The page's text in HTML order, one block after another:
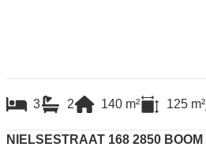
3 2 140 m² 125 m²
NIELSESTRAAT 168 2850 BOOM